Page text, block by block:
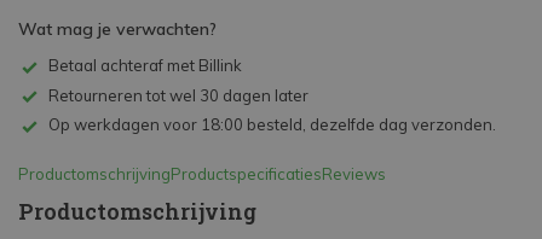
Wat mag je verwachten?
Betaal achteraf met Billink
Retourneren tot wel 30 dagen later
Op werkdagen voor 18:00 besteld, dezelfde dag verzonden.
ProductomschrijvingProductspecificatiesReviews
Productomschrijving